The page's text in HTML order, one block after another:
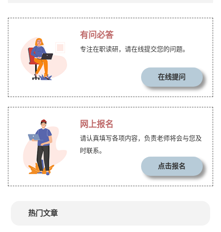
有问必答
专注在职读研，请在线提交您的问题。
在线提问
网上报名
请认真填写各项内容，负责老师将会与您及
时联系。
点击报名
热门文章